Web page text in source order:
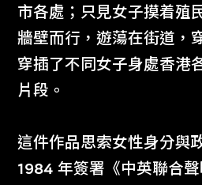
市各處；只見女子摸着殖
牆壁而行，遊蕩在街道，
穿插了不同女子身處香港
片段。
這件作品思索女性身分與
1984 年簽署《中英聯合